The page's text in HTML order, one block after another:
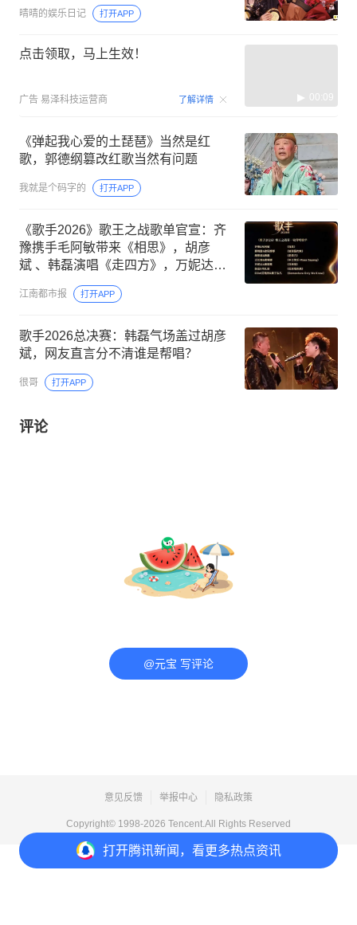
打开腾讯新闻，看更多热点资讯
晴晴的娱乐日记 打开APP
点击领取，马上生效！
广告 易泽科技运营商 了解详情 00:09
《弹起我心爱的土琵琶》当然是红
歌，郭德纲篡改红歌当然有问题
我就是个码字的 打开APP
《歌手2026》歌王之战歌单官宣：齐
豫携手毛阿敏带来《相思》，胡彦
斌 、韩磊演唱《走四方》，万妮达、
吴碧霞演绎王力宏的《花田错》
江南都市报 打开APP
歌手2026总决赛：韩磊气场盖过胡彦
斌，网友直言分不清谁是帮唱？
很哥 打开APP
评论
@元宝 写评论
意见反馈 举报中心 隐私政策
Copyright© 1998-2026 Tencent.All Rights Reserved